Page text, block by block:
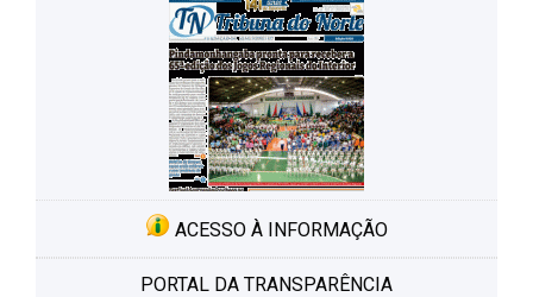
ACESSO À INFORMAÇÃO
PORTAL DA TRANSPARÊNCIA